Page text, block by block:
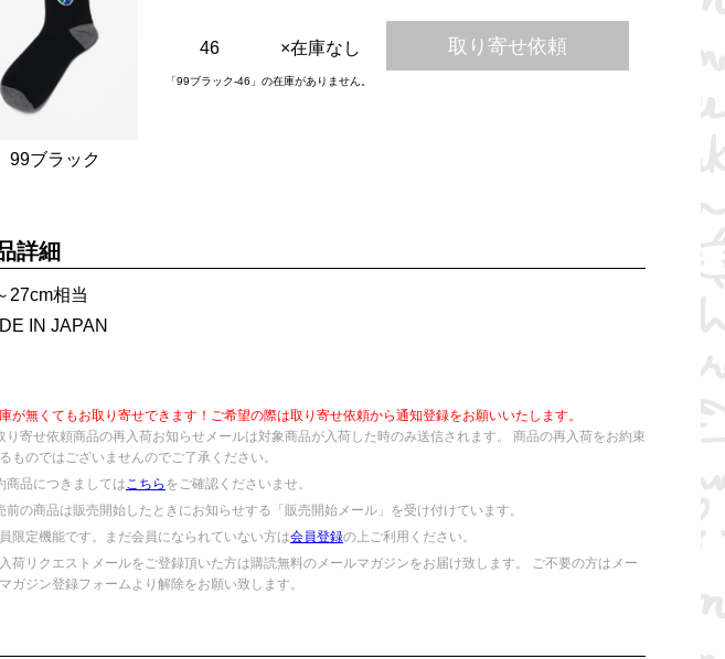
99ブラック
46 ×在庫なし 取り寄せ依頼
「99ブラック-46」の在庫がありません。
詳細
27cm相当
IN JAPAN
が無くてもお取り寄せできます！ご希望の際は取り寄せ依頼から通知登録をお願いいたします。
り寄せ依頼商品の再入荷お知らせメールは対象商品が入荷した時のみ送信されます。 商品の再入荷をお約束
ものではございませんのでご了承ください。
商品につきましては こちら をご確認くださいませ。
前の商品は販売開始したときにお知らせする「販売開始メール」を受け付けています。
限定機能です。まだ会員になられていない方は会員登録の上ご利用ください。
荷リクエストメールをご登録頂いた方は購読無料のメールマガジンをお届け致します。 ご不要の方はメー
ガジン登録フォームより解除をお願い致します。